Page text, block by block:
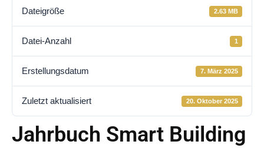
Dateigröße 2.63 MB
Datei-Anzahl 1
Erstellungsdatum 7. März 2025
Zuletzt aktualisiert 20. Oktober 2025
Jahrbuch Smart Building